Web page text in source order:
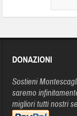
DONAZIONI
Sostieni
saremo
migliori tutti nostri